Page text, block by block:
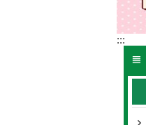
:::